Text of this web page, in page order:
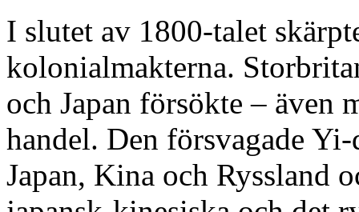
I slutet av 1800-talet
kolonialmakterna.
och Japan försökte – även
handel. Den försvagade
Japan, Kina och Ryssland